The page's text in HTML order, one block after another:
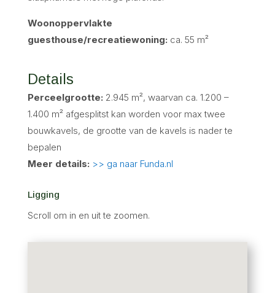
Woonoppervlakte
guesthouse/recreatiewoning: ca. 55 m²
Details
Perceelgrootte: 2.945 m², waarvan ca. 1.200 –
1.400 m² afgesplitst kan worden voor max twee
bouwkavels, de grootte van de kavels is nader te
bepalen
Meer details: >> ga naar Funda.nl
Ligging
Scroll om in en uit te zoomen.